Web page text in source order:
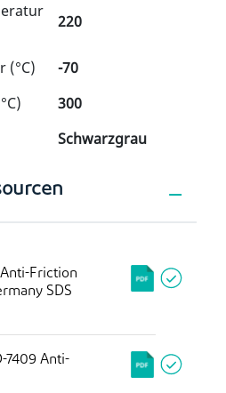
220
(°C)
-70
300
Schwarzgrau
Anti-Friction
SDS
7409 Anti-